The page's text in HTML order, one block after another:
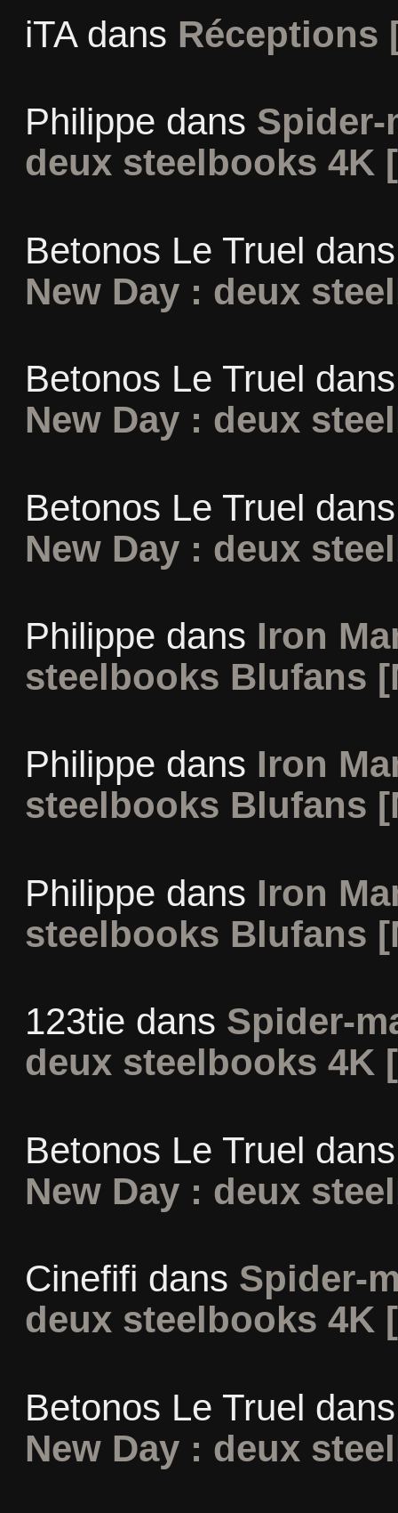
iTAdans Réceptions
Philippe dans Spider-
deux steelbooks 4K
Betonos Le Truel
New Day : deux
Betonos Le Truel
New Day : deux
Betonos Le Truel
New Day : deux
Philippe dans Iron
steelbooks Blufans
Philippe dans Iron
steelbooks Blufans
Philippe dans Iron
steelbooks Blufans
123tie dans Spider-
deux steelbooks 4K
Betonos Le Truel
New Day : deux
Cinefifi dans Spider-
deux steelbooks 4K
Betonos Le Truel
New Day : deux